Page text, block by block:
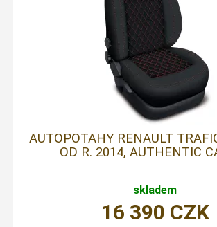
AUTOPOTAHY RENAULT
OD R. 2014, AUTHENTIC
skladem
16 390 CZK